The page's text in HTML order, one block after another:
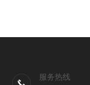
服务热线